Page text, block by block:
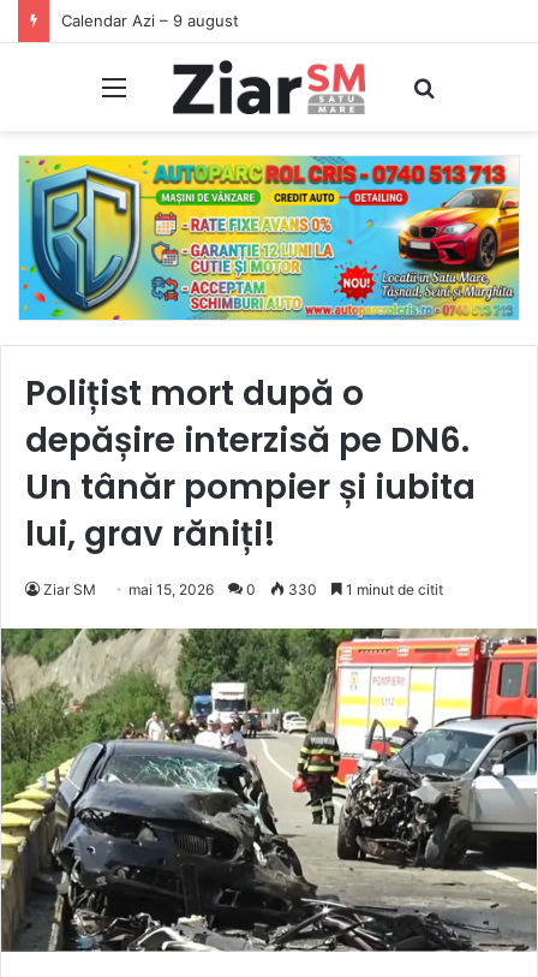
Începeți ziua cu o pastilă…de zâmbet!
Meniu
Polițist mort după o
depășire interzisă pe DN6.
Un tânăr pompier și iubita
lui, grav răniți!
Ziar SM mai 15, 2026 0 330 1 minut de citit